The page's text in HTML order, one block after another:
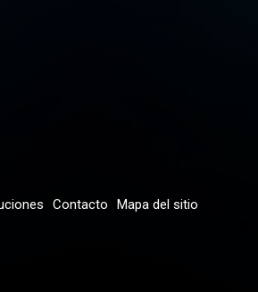
Contacto Mapa del sitio